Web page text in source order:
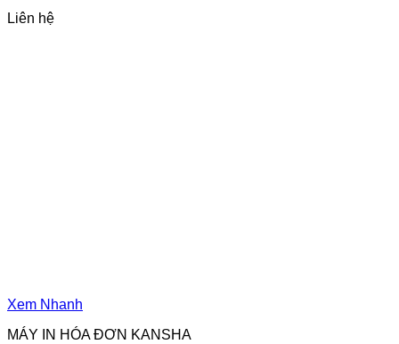
Liên hệ
Xem Nhanh
MÁY IN HÓA ĐƠN KANSHA